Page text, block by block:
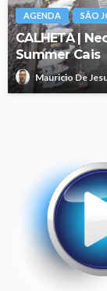
AGENDA SÃO
CALHETA |
Summer Cais
Mauricio De